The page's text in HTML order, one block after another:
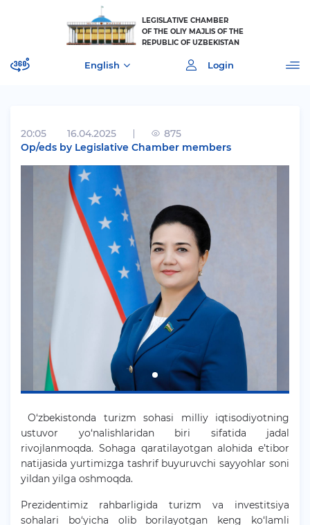
LEGISLATIVE CHAMBER
OF THE OLIY MAJLIS OF THE
REPUBLIC OF UZBEKISTAN
English Login
20:05 16.04.2025
875
Op/eds by Legislative Chamber members
O‘zbekistonda turizm sohasi milliy iqtisodiyotning
ustuvor yo‘nalishlaridan biri sifatida jadal
rivojlanmoqda. Sohaga qaratilayotgan alohida e’tibor
natijasida yurtimizga tashrif buyuruvchi sayyohlar soni
yildan yilga oshmoqda.
Prezidentimiz rahbarligida turizm va investitsiya
sohalari bo‘yicha olib borilayotgan keng ko‘lamli